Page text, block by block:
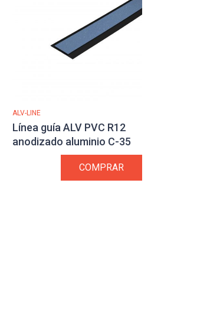
ALV-LINE
Línea guía ALV PVC R12
anodizado aluminio C-35
COMPRAR